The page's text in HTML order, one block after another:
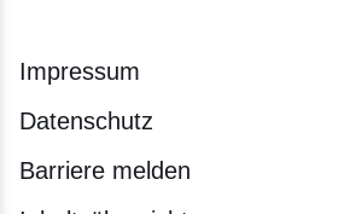
Impressum
Datenschutz
Barriere melden